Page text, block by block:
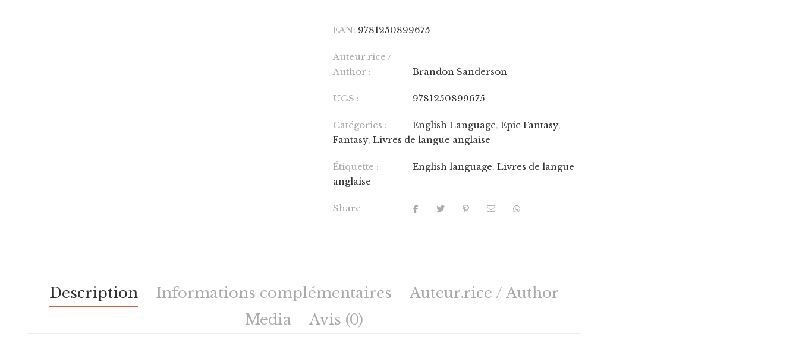
EAN: 9781250899675
Auteur.rice /
Author :
Brandon Sanderson
UGS : 9781250899675
Catégories : English Language,Epic Fantasy,
Fantasy,Livres de langue anglaise
Étiquette : English language,Livres de langue
anglaise
Share
Description Informations complémentaires
Auteur.rice / Author
Media
Avis (0)